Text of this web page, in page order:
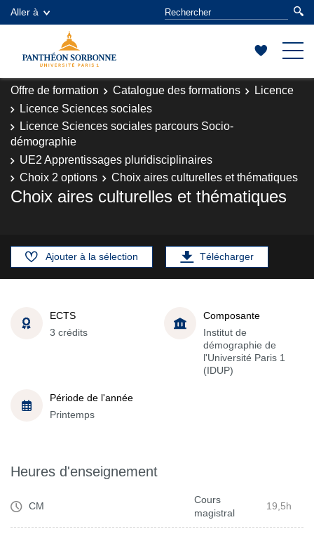
Aller à
Offre de formation Catalogue des formations
Licence
Licence Sciences sociales
Licence Sciences sociales parcours Socio-
démographie
UE2 Apprentissages pluridisciplinaires
Choix 2 options
Choix aires culturelles et thématiques
Choix aires culturelles et thématiques
Ajouter à la sélection Télécharger
ECTS
3 crédits
Composante
Institut de
démographie de
l'Université Paris 1
(IDUP)
Période de l'année
Printemps
Heures d'enseignement
CM
Cours
magistral
19,5h